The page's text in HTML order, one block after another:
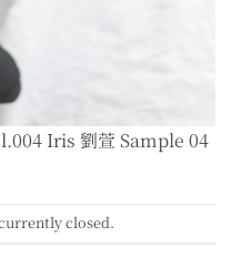
Iris 劉萱 Sample 04
closed.